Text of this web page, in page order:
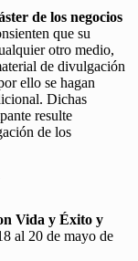
de los negocios
que su
otro medio,
de divulgación
ello se hagan
Dichas
resulte
de los
Vida y Éxito y
al 20 de mayo de